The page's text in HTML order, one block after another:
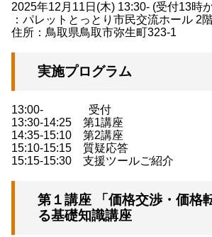
2025年12月11日(木) 13:30- (受付13時
：パレットとっとり市民交流ホール 2
住所：鳥取県鳥取市弥生町323-1
実施プログラム
13:00- 受付
13:30-14:25 第1講座
14:35-15:10 第2講座
15:10-15:15 質疑応答
15:15-15:30 支援ツールご紹介
第１講座 「価格交渉・価格
る基礎知識講座